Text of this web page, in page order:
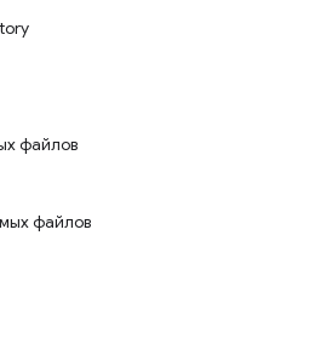
файлов
файлов